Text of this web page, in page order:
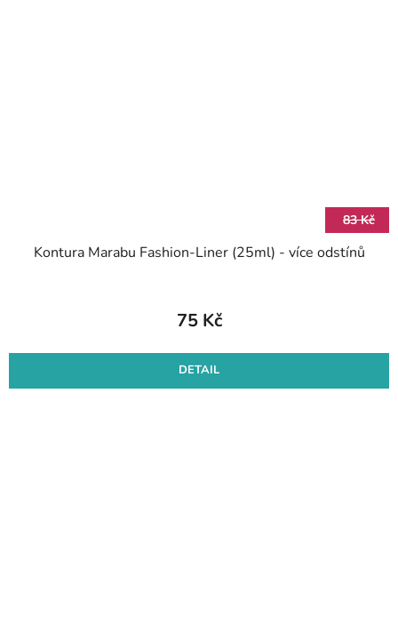
83 Kč
Kontura Marabu Fashion-Liner (25ml) - více odstínů
75 Kč
DETAIL